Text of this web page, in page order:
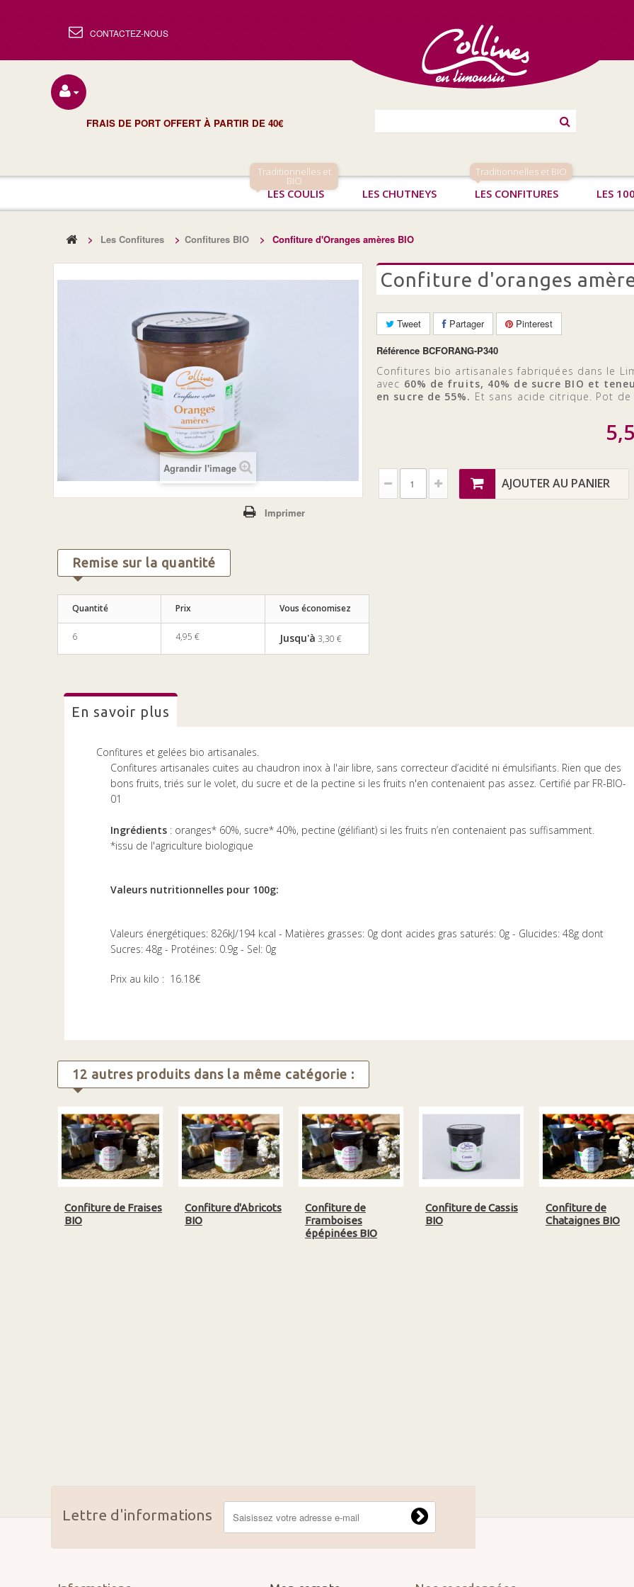
CONTACTEZ-NOUS
FRAIS DE PORT OFFERT À PARTIR DE 40€
Traditionnelles et
BIO
LES COULIS LES CHUTNEYS
Traditionnelles et BIO
LES CONFITURES LES
> Les Confitures > Confitures BIO > Confiture d'Oranges amères BIO
Agrandir l'image
Imprimer
confiture d'oranges
Tweet Partager
Pinterest
Référence BCFORANG-P340
Confitures bio artisanales fabriquées dans le
avec 60% de fruits, 40% de sucre BIO et
en sucre de 55%. Et sans acide citrique. Pot de
AJOUTER AU PANIER
Remise sur la quantité
Quantité Prix Vous économisez
6 4,95 € Jusqu'à 3,30 €
en savoir plus
Confitures et gelées bio artisanales.
Confitures artisanales cuites au chaudron inox à l'air libre, sans correcteur d’acidité ni émulsifiants. Rien que des
bons fruits, triés sur le volet, du sucre et de la pectine si les fruits n'en contenaient pas assez. Certifié par FR-BIO-
01
Ingrédients : oranges* 60%, sucre* 40%, pectine (gélifiant) si les fruits n’en contenaient pas suffisamment.
*issu de l'agriculture biologique
Valeurs nutritionnelles pour 100g:
Valeurs énergétiques: 826kJ/194 kcal - Matières grasses: 0g dont acides gras saturés: 0g - Glucides: 48g dont
Sucres: 48g - Protéines: 0.9g - Sel: 0g
Prix au kilo : 16.18€
12 autres produits dans la même catégorie :
Confiture de Fraises
BIO
Confiture d'Abricots
BIO
Confiture de
Framboises
épépinées BIO
Confiture de Cassis
BIO
Confiture de
Chataignes BIO
Lettre d'informations